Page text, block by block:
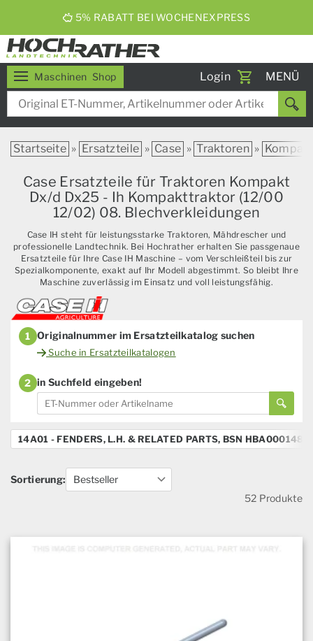
5% RABATT BEI WOCHENEXPRESS
Maschinen Shop Login
Toggle
MENÜ
Startseite » Ersatzteile » Case » Traktoren »
Case Ersatzteile für Traktoren Kompakt
Dx/d Dx25 - Ih Kompakttraktor (12/00
12/02) 08. Blechverkleidungen
Case IH steht für leistungsstarke Traktoren, Mähdrescher und
professionelle Landtechnik. Bei Hochrather erhalten Sie passgenaue
Ersatzteile für Ihre Case IH Maschine – vom Verschleißteil bis zur
Spezialkomponente, exakt auf Ihr Modell abgestimmt. So bleibt Ihre
Maschine zuverlässig im Einsatz und voll leistungsfähig.
1 Originalnummer im Ersatzteilkatalog suchen
Suche in Ersatzteilkatalogen
2 in Suchfeld eingeben!
14A01 - FENDERS, L.H. & RELATED PARTS, BSN HBA0001480
Sortierung:
52 Produkte